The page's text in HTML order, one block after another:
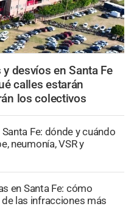
y desvíos en Santa Fe
calles estarán
los colectivos
Fe: dónde y cuándo
neumonía, VSR y
en Santa Fe: cómo
las infracciones más